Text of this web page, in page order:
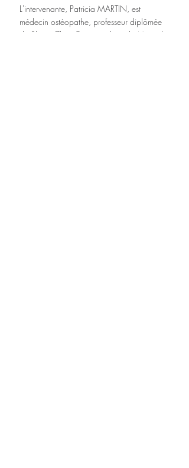
L'intervenante, Patricia MARTIN, est
médecin ostéopathe, professeur diplômée
de Sheng Zhen Gong et élève de Maître Li